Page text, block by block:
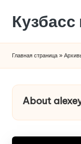
Главная страница »
About